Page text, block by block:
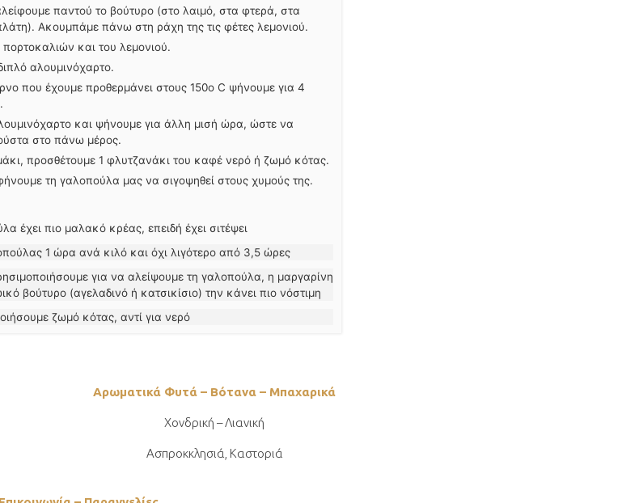
παντού το βούτυρο (στο λαιμό, στα φτερά, στα
Ακουμπάμε πάνω στη ράχη της τις φέτες λεμονιού.
και του λεμονιού.
αλουμινόχαρτο.
που έχουμε προθερμάνει στους 150ο C ψήνουμε για 4
και ψήνουμε για άλλη μισή ώρα, ώστε να
στο πάνω μέρος.
προσθέτουμε 1 φλυτζανάκι του καφέ νερό ή ζωμό κότας.
τη γαλοπούλα μας να σιγοψηθεί στους χυμούς της.
έχει πιο μαλακό κρέας, επειδή έχει σιτέψει
1 ώρα ανά κιλό και όχι λιγότερο από 3,5 ώρες
βούτυρο (αγελαδινό ή κατσικίσιο) την κάνει πιο νόστιμη
ζωμό κότας, αντί για νερό
Αρωματικά Φυτά – Βότανα – Μπαχαρικά
Χονδρική – Λιανική
Ασπροκκλησιά, Καστοριά